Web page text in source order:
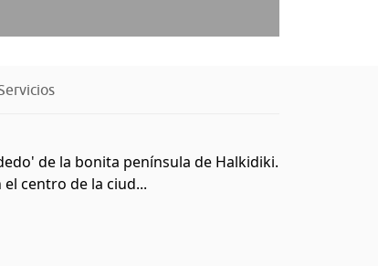
de la bonita península de Halkidiki.
centro de la ciud...